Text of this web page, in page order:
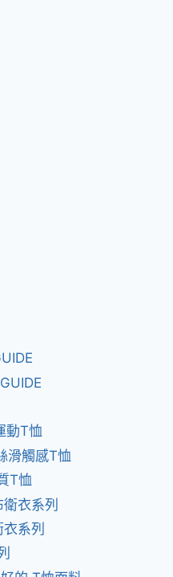
動T恤
滑觸感T恤
T恤
衣系列
系列